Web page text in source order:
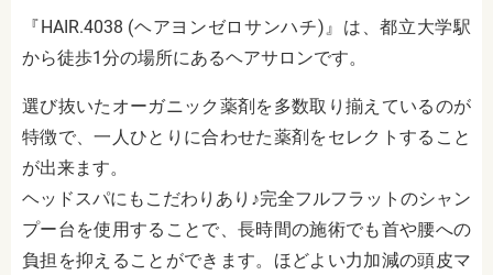
『HAIR.4038 (ヘアヨンゼロサンハチ)』は、都立大学駅
から徒歩1分の場所にあるヘアサロンです。
選び抜いたオーガニック薬剤を多数取り揃えているのが
特徴で、一人ひとりに合わせた薬剤をセレクトすること
が出来ます。
ヘッドスパにもこだわりあり♪完全フルフラットのシャン
プー台を使用することで、長時間の施術でも首や腰への
負担を抑えることができます。ほどよい力加減の頭皮マ